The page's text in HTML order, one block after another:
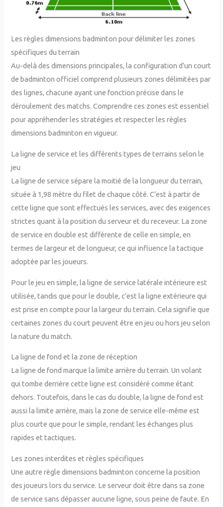
Les règles dimensions badminton pour délimiter les zones
spécifiques du terrain
Au-delà des dimensions principales, la configuration d’un court
de badminton officiel comprend plusieurs zones délimitées par
des lignes, chacune ayant une fonction précise dans le
déroulement des matchs. Comprendre ces zones est essentiel
pour appréhender les stratégies et respecter les règles
dimensions badminton en vigueur.
La ligne de service et les différents types de terrains selon le
jeu
La ligne de service sépare la moitié de la longueur du terrain,
située à 1,98 mètre du filet de chaque côté. C’est à partir de
cette ligne que sont effectués les services, avec des exigences
strictes quant à la position du serveur et du receveur. La zone
de service en double est différente de celle en simple, en
termes de largeur et de longueur, ce qui influence la tactique
adoptée par les joueurs.
Pour le jeu en simple, la ligne de service latérale intérieure est
utilisée, tandis que pour le double, c’est la ligne extérieure qui
est prise en compte pour la largeur du terrain. Cela signifie que
certaines zones du court peuvent être en jeu ou hors jeu selon
la nature du match.
La ligne de fond et la zone de réception
La ligne de fond marque la limite arrière du terrain. Un volant
qui tombe derrière cette ligne est considéré comme étant
dehors. Toutefois, dans le cas du double, la ligne de fond est
aussi la limite arrière, mais la zone de service elle-même est
plus courte que pour le simple, rendant les échanges plus
rapides et tactiques.
Les zones interdites et règles spécifiques
Une autre règle dimensions badminton concerne la position
des joueurs lors du service. Le serveur doit être dans sa zone
de service sans dépasser aucune ligne, sous peine de faute. En